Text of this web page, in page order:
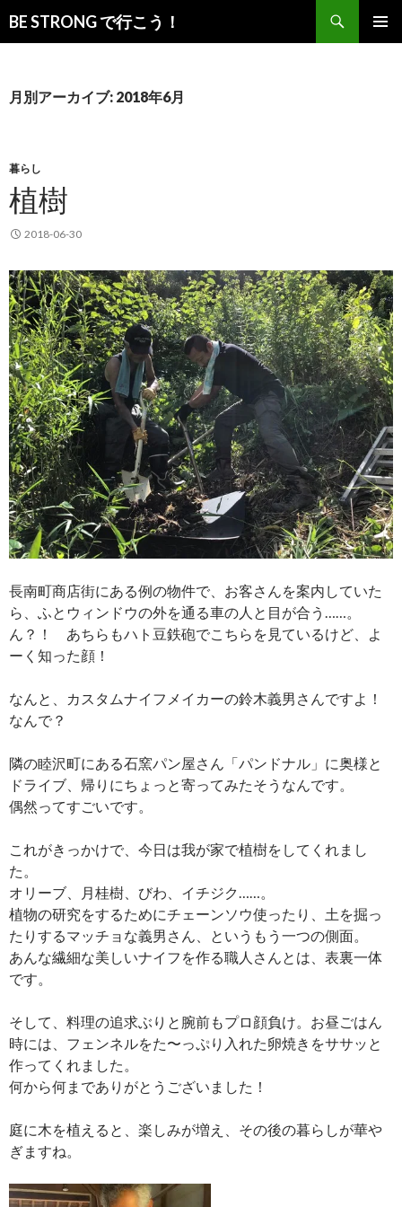
BE STRONG で行こう！
索
ン
動
月別アーカイブ: 2018年6月
暮らし
植樹
2018-06-30
長南町商店街にある例の物件で、お客さんを案内していた
ら、ふとウィンドウの外を通る車の人と目が合う……。
ん？！ あちらもハト豆鉄砲でこちらを見ているけど、よ
ーく知った顔！
なんと、カスタムナイフメイカーの鈴木義男さんですよ！
なんで？
隣の睦沢町にある石窯パン屋さん「パンドナル」に奥様と
ドライブ、帰りにちょっと寄ってみたそうなんです。
偶然ってすごいです。
これがきっかけで、今日は我が家で植樹をしてくれまし
た。
オリーブ、月桂樹、びわ、イチジク……。
植物の研究をするためにチェーンソウ使ったり、土を掘っ
たりするマッチョな義男さん、というもう一つの側面。
あんな繊細な美しいナイフを作る職人さんとは、表裏一体
です。
そして、料理の追求ぶりと腕前もプロ顔負け。お昼ごはん
時には、フェンネルをた〜っぷり入れた卵焼きをササッと
作ってくれました。
何から何までありがとうございました！
庭に木を植えると、楽しみが増え、その後の暮らしが華や
ぎますね。